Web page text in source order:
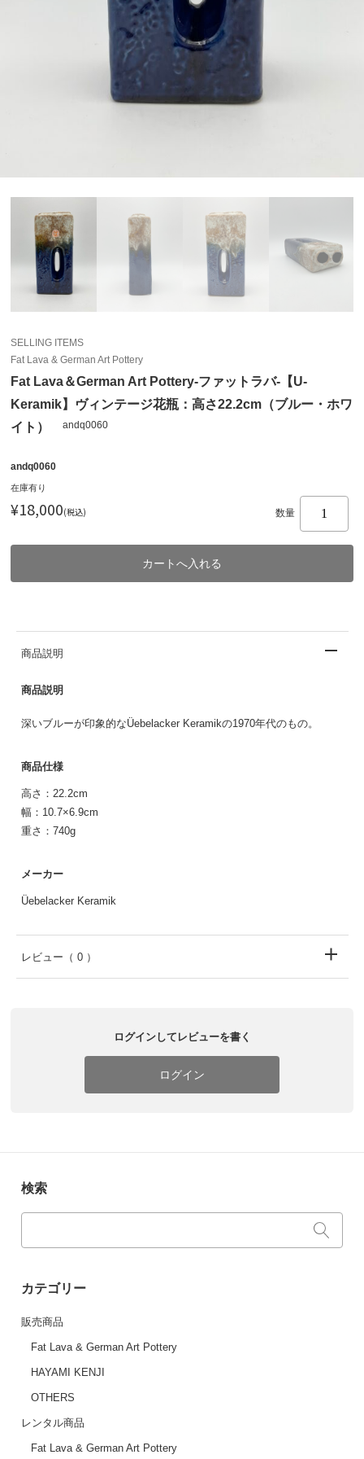
SELLING ITEMS
Fat Lava & German Art Pottery
Fat Lava＆German Art Pottery-ファットラバ-【U-
Keramik】ヴィンテージ花瓶：高さ22.2cm（ブルー・ホワ
イト）
andq0060
andq0060
在庫有り
¥18,000(税込) 数量
商品説明
商品説明
深いブルーが印象的なÜebelacker Keramikの1970年代のもの。
商品仕様
高さ：22.2cm
幅：10.7×6.9cm
重さ：740g
メーカー
Üebelacker Keramik
レビュー （ 0 ）
ログインしてレビューを書く
ログイン
検索
カテゴリー
販売商品
Fat Lava & German Art Pottery
HAYAMI KENJI
OTHERS
レンタル商品
Fat Lava & German Art Pottery